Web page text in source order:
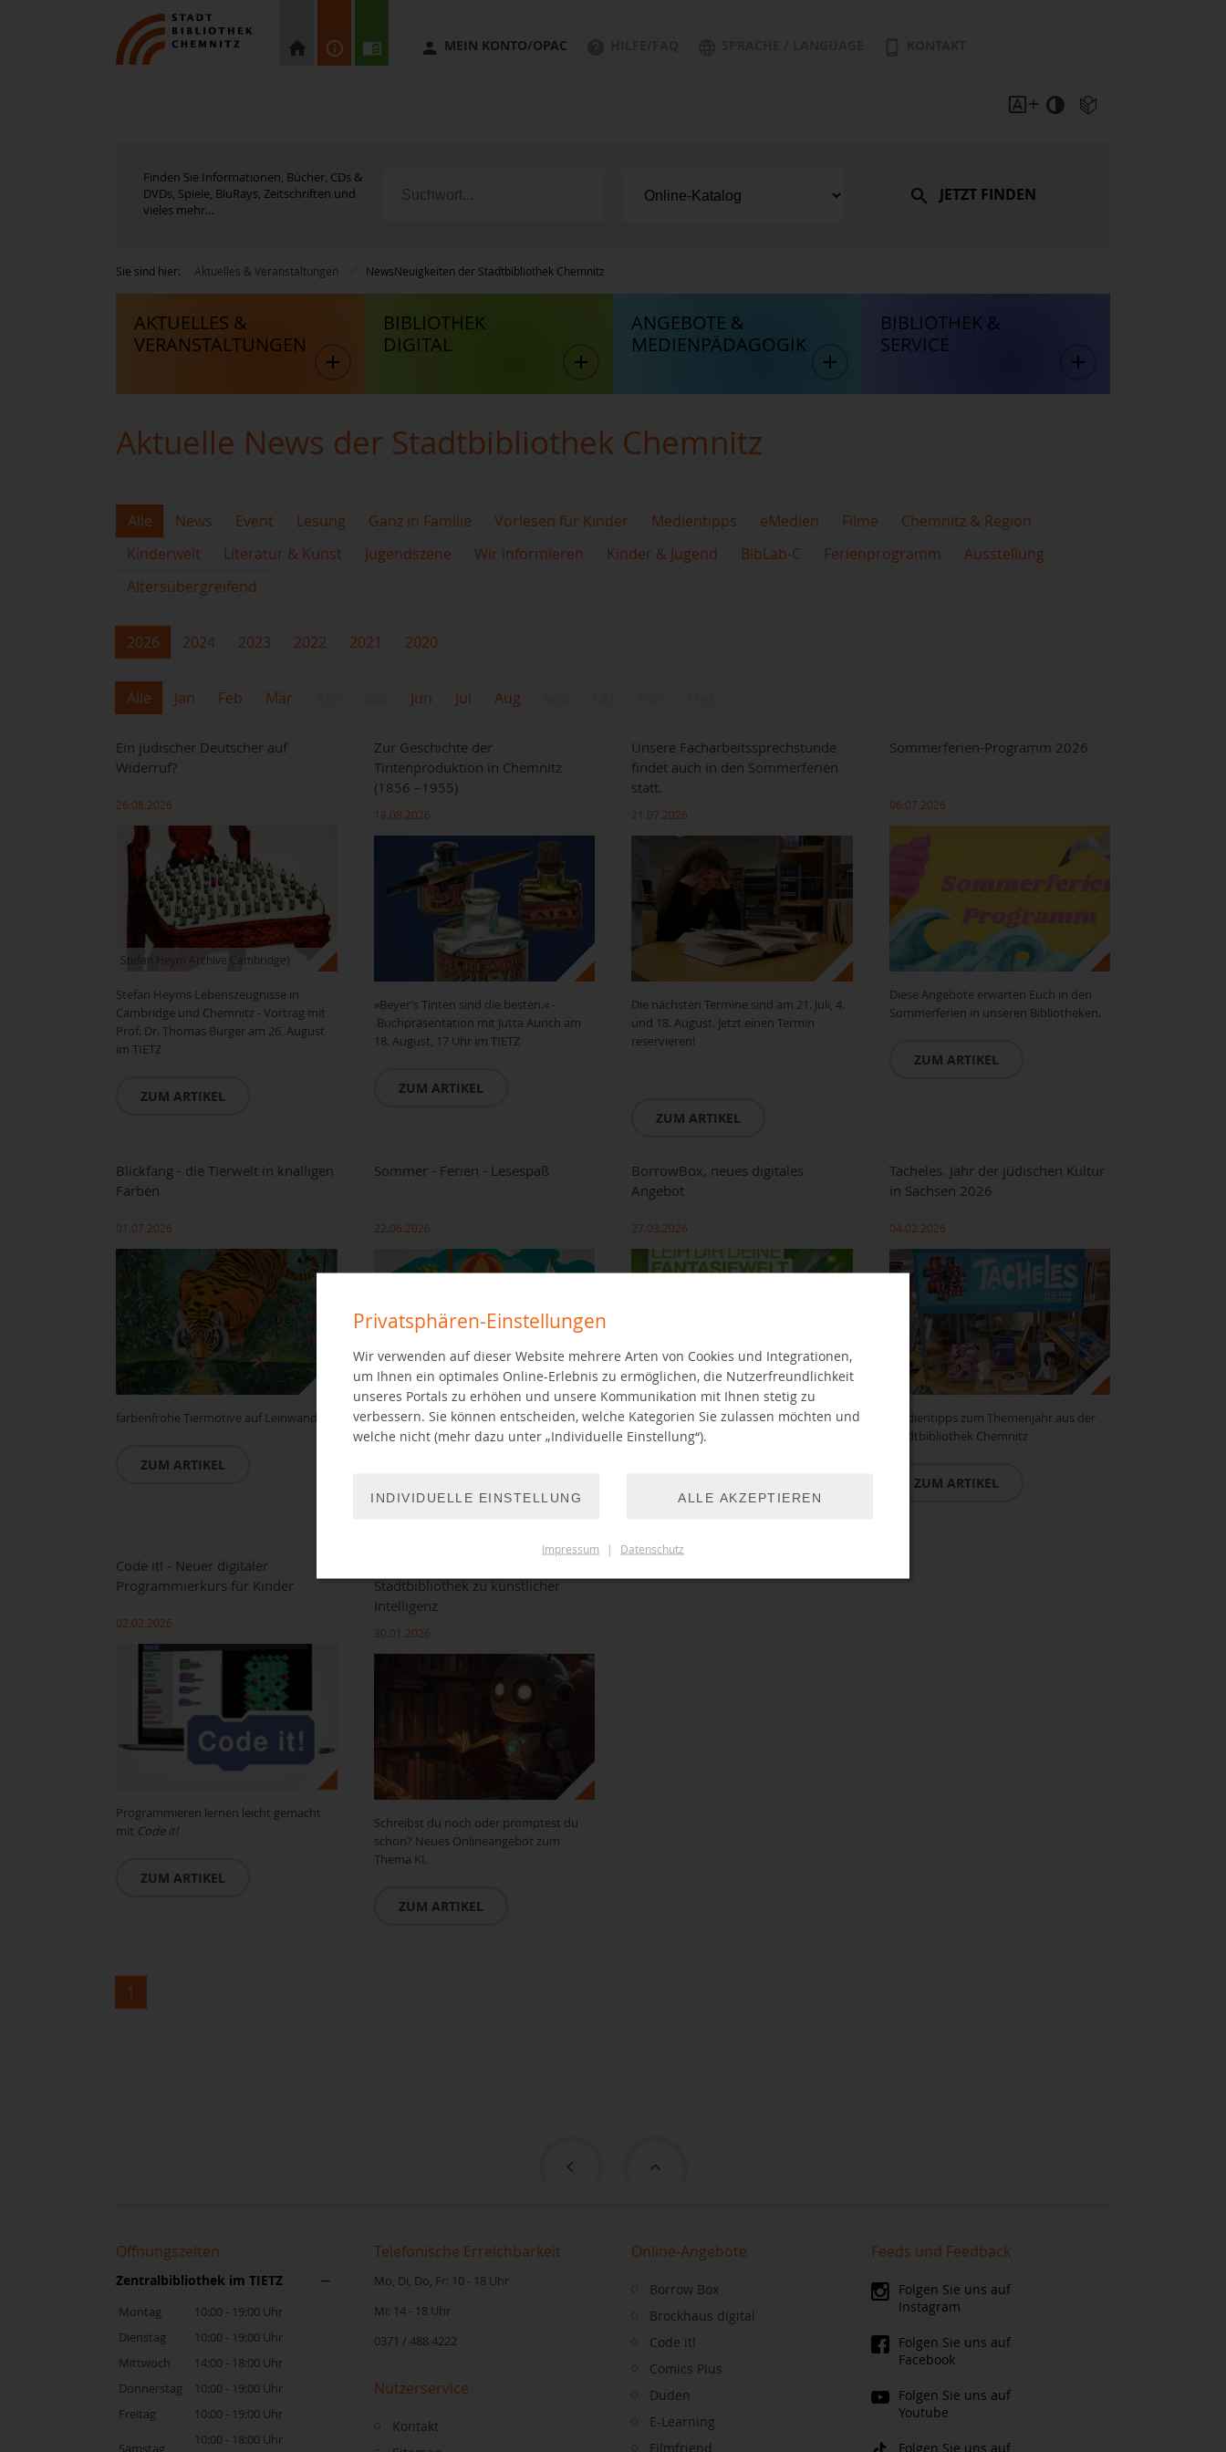
MEIN KONTO/OPAC
Finden Sie Informationen, Bücher, CDs &
DVDs, Spiele, BluRays, Zeitschriften und
vieles mehr...
JETZT FINDEN
Sie sind hier: Aktuelles & Veranstaltungen NewsNeuigkeiten der Stadtbibliothek Chemnitz
AKTUELLES &
VERANSTALTUNGEN
BIBLIOTHEK
DIGITAL
ANGEBOTE &
MEDIENPÄDAGOGIK
BIBLIOTHEK &
SERVICE
Aktuelle News der Stadtbibliothek Chemnitz
Alle News Event Lesung Ganz in Familie Vorlesen für Kinder Medientipps eMedien Filme
Chemnitz & Region
Kinderwelt
Literatur & Kunst Jugendszene Wir informieren Kinder & Jugend BibLab-C Ferienprogramm
Ausstellung
Altersübergreifend
2026 2024 2023 2022 2021 2020
Alle Jan Feb Mär Jun Jul Aug
Ein jüdischer Deutscher auf
Widerruf?
26.08.2026
Stefan Heym Archive Cambridge)
Stefan Heyms Lebenszeugnisse in
Cambridge und Chemnitz - Vortrag mit
Prof. Dr. Thomas Bürger am 26. August
im TIETZ
ZUM ARTIKEL
Zur Geschichte der
Tintenproduktion in Chemnitz
(1856 –1955)
18.08.2026
»Beyer’s Tinten sind die besten.« -
Buchpräsentation mit Jutta Aurich am
18. August, 17 Uhr im TIETZ
ZUM ARTIKEL
Unsere Facharbeitssprechstunde
findet auch in den Sommerferien
statt.
21.07.2026
Die nächsten Termine sind am 21. Juli, 4.
und 18. August. Jetzt einen Termin
reservieren!
ZUM ARTIKEL
Sommerferien-Programm 2026
06.07.2026
Diese Angebote erwarten Euch in den
Sommerferien in unseren Bibliotheken.
ZUM ARTIKEL
Blickfang - die Tierwelt in knalligen
Farben
01.07.2026
farbenfrohe Tiermotive auf Leinwänden
ZUM ARTIKEL
Sommer - Ferien - Lesespaß
22.06.2026
Ferienleseaktionen:
Buchsommer Sachsen &
ZUM ARTIKEL
BorrowBox, neues digitales
Angebot
27.03.2026
Englischsprachige eHörbücher und
eZeitschriften ausleihen
Tacheles. Jahr der jüdischen Kultur
in Sachsen 2026
04.02.2026
Medientipps zum Themenjahr aus der
Stadtbibliothek Chemnitz
ZUM ARTIKEL
Code it! - Neuer digitaler
Programmierkurs für Kinder
02.02.2026
Programmieren lernen leicht gemacht
mit Code it!
ZUM ARTIKEL
Stadtbibliothek zu künstlicher
Intelligenz
30.01.2026
Schreibst du noch oder promptest du
schon? Neues Onlineangebot zum
Thema KI.
ZUM ARTIKEL
1
Öffnungszeiten
Zentralbibliothek im TIETZ
Montag
10:00 - 19:00 Uhr
Dienstag
10:00 - 19:00 Uhr
Mittwoch
14:00 - 18:00 Uhr
Donnerstag
10:00 - 19:00 Uhr
Freitag
10:00 - 19:00 Uhr
Samstag
10:00 - 18:00 Uhr
Telefonische Erreichbarkeit
Mo, Di, Do, Fr: 10 - 18 Uhr
Mi: 14 - 18 Uhr
0371 / 488 4222
Nutzerservice
Kontakt
Online-Angebote
Borrow Box
Brockhaus digital
Code it!
Comics Plus
Duden
E-Learning
Filmfriend
Feeds und Feedback
Folgen Sie uns auf
Instagram
Folgen Sie uns auf
Facebook
Folgen Sie uns auf
Youtube
Folgen Sie uns auf
Privatsphären-Einstellungen
Wir verwenden auf dieser Website mehrere Arten von Cookies und Integrationen,
um Ihnen ein optimales Online-Erlebnis zu ermöglichen, die Nutzerfreundlichkeit
unseres Portals zu erhöhen und unsere Kommunikation mit Ihnen stetig zu
verbessern. Sie können entscheiden, welche Kategorien Sie zulassen möchten und
welche nicht (mehr dazu unter „Individuelle Einstellung“).
INDIVIDUELLE EINSTELLUNG ALLE AKZEPTIEREN
Impressum | Datenschutz